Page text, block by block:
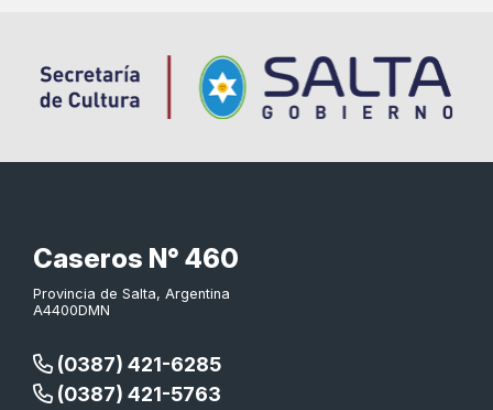
Caseros N° 460
Provincia de Salta, Argentina
A4400DMN
(0387) 421-6285
(0387) 421-5763